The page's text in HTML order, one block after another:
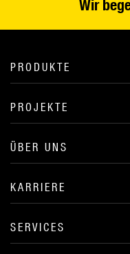
Wir
PRODUKTE
PROJEKTE
ÜBER UNS
KARRIERE
SERVICES